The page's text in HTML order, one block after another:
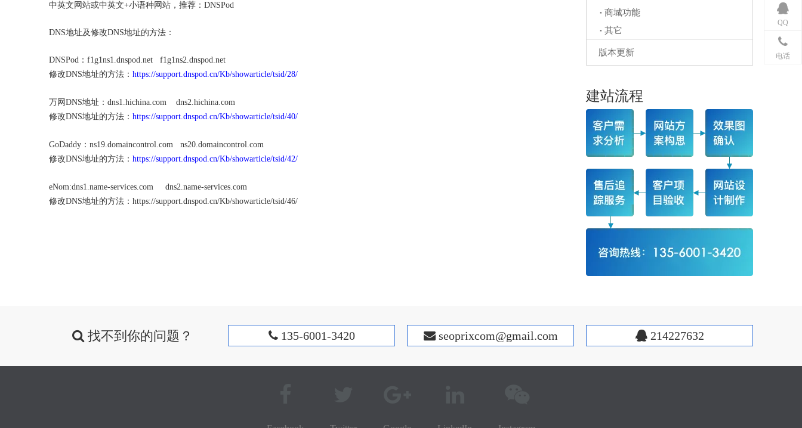
中英文网站或中英文+小语种网站，推荐：DNSPod
DNS地址及修改DNS地址的方法：
DNSPod：f1g1ns1.dnspod.net f1g1ns2.dnspod.net
修改DNS地址的方法： https://support.dnspod.cn/Kb/showarticle/tsid/28/
万网DNS地址：dns1.hichina.com dns2.hichina.com
修改DNS地址的方法： https://support.dnspod.cn/Kb/showarticle/tsid/40/
GoDaddy：ns19.domaincontrol.com ns20.domaincontrol.com
修改DNS地址的方法： https://support.dnspod.cn/Kb/showarticle/tsid/42/
eNom:dns1.name-services.com dns2.name-services.com
修改DNS地址的方法： https://support.dnspod.cn/Kb/showarticle/tsid/46/
商城功能
其它
版本更新
建站流程
 找不到你的问题？ 135-6001-3420  seoprixcom@gmail.com 214227632
QQ
电话